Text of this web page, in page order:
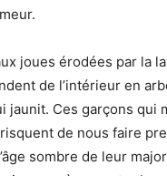
joues érodées par la
de l’intérieur en
jaunit. Ces garçons qui
de nous faire
sombre de leur